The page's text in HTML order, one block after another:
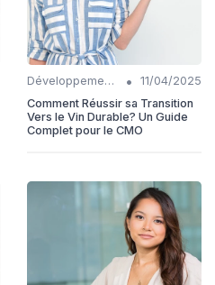
Développement Durable •
11/04/2025
Comment Réussir sa Transition
Vers le Vin Durable? Un Guide
Complet pour le CMO